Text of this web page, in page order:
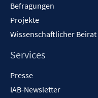
Befragungen
Projekte
Wissenschaftlicher Beirat
Services
Presse
IAB-Newsletter